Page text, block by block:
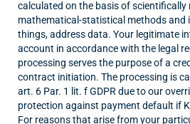
calculated on the basis of scientifically
mathematical-statistical methods and
things, address data. Your legitimate
account in accordance with the legal
processing serves the purpose of a
contract initiation. The processing is
art. 6 Par. 1 lit. f GDPR due to our
protection against payment default if
For reasons that arise from your